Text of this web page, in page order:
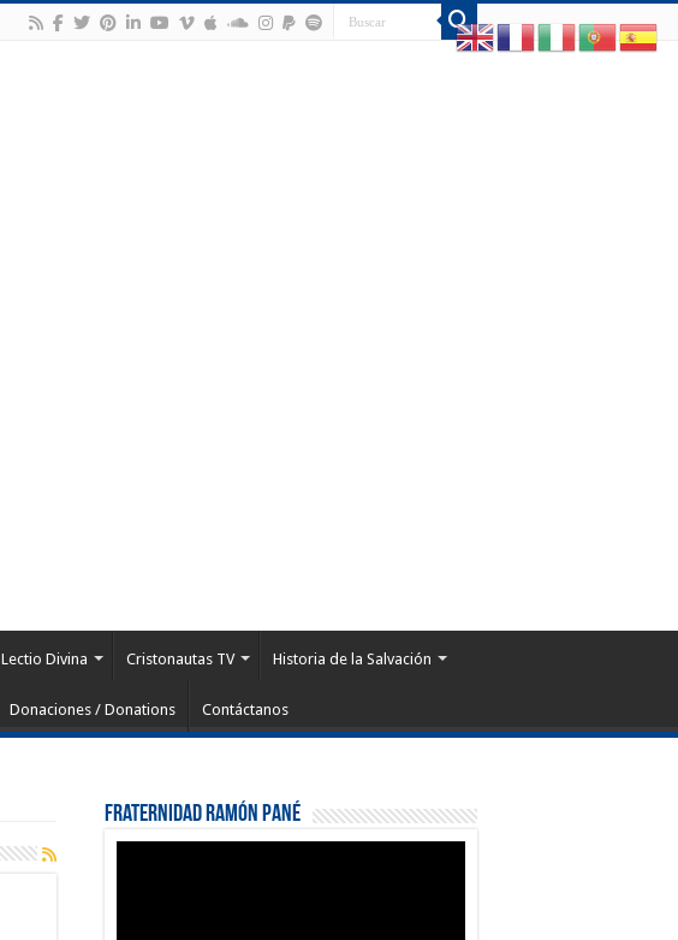
Lectio Divina Cristonautas TV Historia de la Salvación
Donaciones / Donations Contáctanos
Fraternidad Ramón Pané